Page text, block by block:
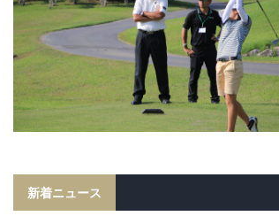
新着ニュース